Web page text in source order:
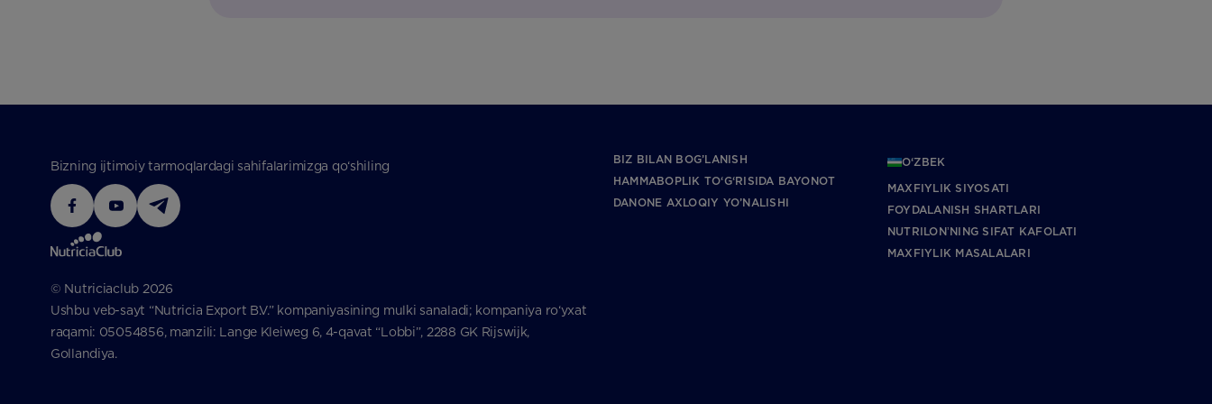
Bizning ijtimoiy tarmoqlardagi sahifalarimizga qo‘shiling
© Nutriciaclub 2026
Ushbu veb-sayt “Nutricia Export B.V.” kompaniyasining mulki sanaladi; kompaniya ro‘yxat
raqami: 05054856, manzili: Lange Kleiweg 6, 4-qavat “Lobbi”, 2288 GK Rijswijk,
Gollandiya.
BIZ BILAN BOG’LANISH
HAMMABOPLIK TO‘G‘RISIDA BAYONOT
DANONE AXLOQIY YO’NALISHI
O‘ZBEK
MAXFIYLIK SIYOSATI
FOYDALANISH SHARTLARI
NUTRILONʼNING SIFAT KAFOLATI
MAXFIYLIK MASALALARI